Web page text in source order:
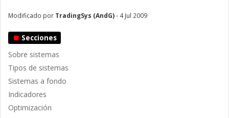
Modificado por TradingSys (AndG)- 4 Jul 2009
Secciones
Sobre sistemas
Tipos de sistemas
Sistemas a fondo
Indicadores
Optimización